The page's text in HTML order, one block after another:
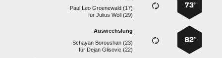
73’
   
für  
82’
Auswechslung
  
für   